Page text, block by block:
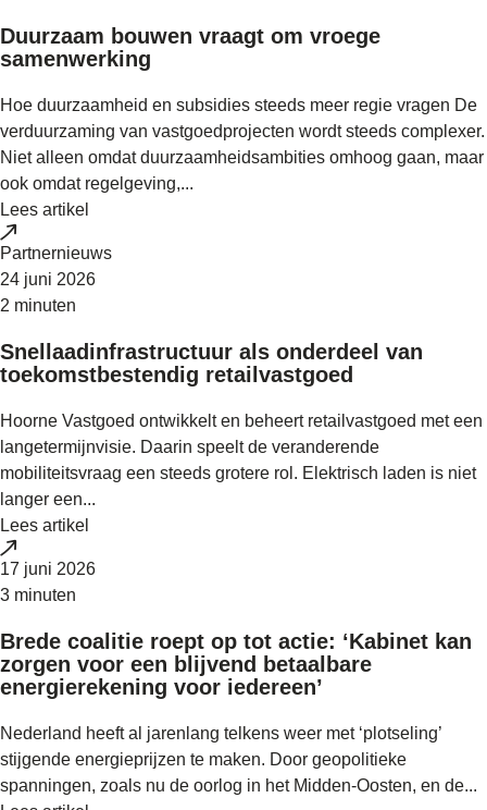
Duurzaam bouwen vraagt om vroege
samenwerking
Hoe duurzaamheid en subsidies steeds meer regie vragen De
verduurzaming van vastgoedprojecten wordt steeds complexer.
Niet alleen omdat duurzaamheidsambities omhoog gaan, maar
ook omdat regelgeving,...
Lees artikel
Partnernieuws
24 juni 2026
2 minuten
Snellaadinfrastructuur als onderdeel van
toekomstbestendig retailvastgoed
Hoorne Vastgoed ontwikkelt en beheert retailvastgoed met een
langetermijnvisie. Daarin speelt de veranderende
mobiliteitsvraag een steeds grotere rol. Elektrisch laden is niet
langer een...
Lees artikel
17 juni 2026
3 minuten
Brede coalitie roept op tot actie: ‘Kabinet kan
zorgen voor een blijvend betaalbare
energierekening voor iedereen’
Nederland heeft al jarenlang telkens weer met ‘plotseling’
stijgende energieprijzen te maken. Door geopolitieke
spanningen, zoals nu de oorlog in het Midden-Oosten, en de...